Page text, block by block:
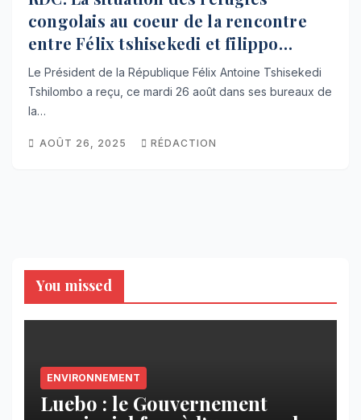
congolais au coeur de la rencontre
entre Félix tshisekedi et filippo
Grandi
Le Président de la République Félix Antoine Tshisekedi
Tshilombo a reçu, ce mardi 26 août dans ses bureaux de
la…
AOÛT 26, 2025 RÉDACTION
You missed
ENVIRONNEMENT
Luebo : le Gouvernement